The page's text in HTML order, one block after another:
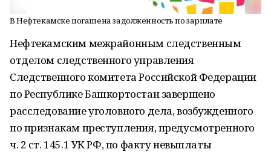
В Нефтекамске погашена задолженность по зарплате
Нефтекамским межрайонным следственным
отделом следственного управления
Следственного комитета Российской Федерации
по Республике Башкортостан завершено
расследование уголовного дела, возбужденного
по признакам преступления, предусмотренного
ч. 2 ст. 145.1 УК РФ, по факту невыплаты